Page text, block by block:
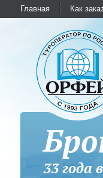
Главная Как
33